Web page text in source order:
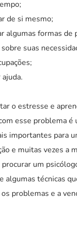
de si mesmo;
algumas formas de
suas
o estresse e
esse problema é
importantes para
e muitas vezes a
um
algumas técnicas
problemas e a